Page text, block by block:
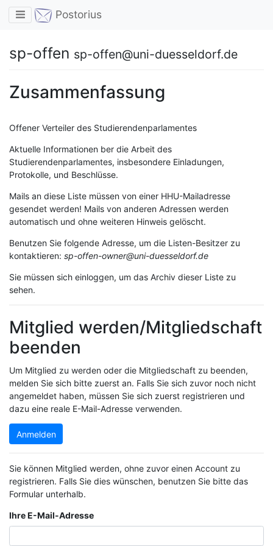
Toggle navigation
Postorius
sp-offen sp-offen@uni-duesseldorf.de
Zusammenfassung
Offener Verteiler des Studierendenparlamentes
Aktuelle Informationen ber die Arbeit des
Studierendenparlamentes, insbesondere Einladungen,
Protokolle, und Beschlüsse.
Mails an diese Liste müssen von einer HHU-Mailadresse
gesendet werden! Mails von anderen Adressen werden
automatisch und ohne weiteren Hinweis gelöscht.
Benutzen Sie folgende Adresse, um die Listen-Besitzer zu
kontaktieren: sp-offen-owner@uni-duesseldorf.de
Sie müssen sich einloggen, um das Archiv dieser Liste zu
sehen.
Mitglied werden/Mitgliedschaft
beenden
Um Mitglied zu werden oder die Mitgliedschaft zu beenden,
melden Sie sich bitte zuerst an. Falls Sie sich zuvor noch nicht
angemeldet haben, müssen Sie sich zuerst registrieren und
dazu eine reale E-Mail-Adresse verwenden.
Anmelden
Sie können Mitglied werden, ohne zuvor einen Account zu
registrieren. Falls Sie dies wünschen, benutzen Sie bitte das
Formular unterhalb.
Ihre E-Mail-Adresse